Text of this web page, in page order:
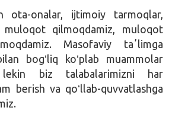
ota-onalar, ijtimoiy tarmoqlar,
qilmoqdamiz, muloqot
Masofaviy taʼlimga
bogʻliq koʻplab muammolar
biz talabalarimizni har
berish va qoʻllab-quvvatlashga